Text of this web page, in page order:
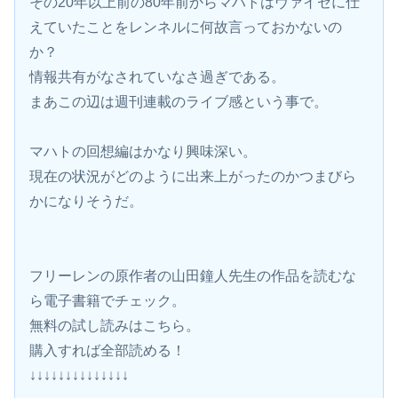
えていたことをレンネルに何故言っておかないの
か？
情報共有がなされていなさ過ぎである。
まあこの辺は週刊連載のライブ感という事で。
マハトの回想編はかなり興味深い。
現在の状況がどのように出来上がったのかつまびら
かになりそうだ。
フリーレンの原作者の山田鐘人先生の作品を読むな
ら電子書籍でチェック。
無料の試し読みはこちら。
購入すれば全部読める！
↓↓↓↓↓↓↓↓↓↓↓↓↓↓